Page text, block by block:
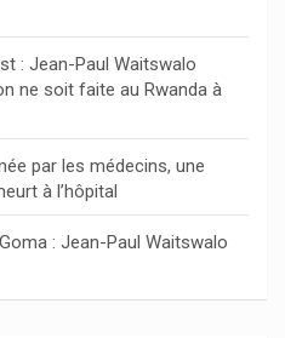
: Jean-Paul Waitswalo
ne soit faite au Rwanda à
par les médecins, une
à l’hôpital
: Jean-Paul Waitswalo